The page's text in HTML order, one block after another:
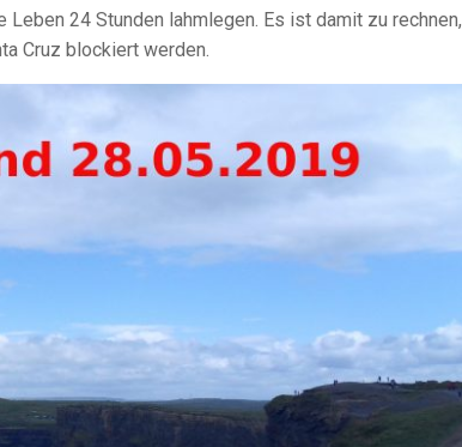
24 Stunden lahmlegen. Es ist damit zu rechnen,
Cruz blockiert werden.